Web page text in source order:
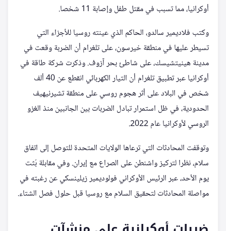
أوكرانيا، مما تسبب في مقتل طفل وإصابة 11 شخصا.
وكتب فلاديمير سالدو، الحاكم الذي عينته روسيا للأجزاء التي
تسيطر عليها في منطقة خيرسون، على تلغرام أن الضربة وقعت في
مدينة هينيتشيسك، على شاطئ بحر آزوف. وذكرت شركة طاقة في
أوكرانيا عبر تطبيق تلغرام أن التيار الكهربائي انقطع عن 40 ألف
شخص في البلاد على أثر هجوم روسي على منطقة تشيرنيهيف
الحدودية، في ظل استمرار تبادل الضربات بين الجانبين منذ الغزو
الروسي لأوكرانيا عام 2022.
وتوقفت المحادثات التي ترعاها الولايات المتحدة للتوصل إلى اتفاق
سلام، نظرا لتركيز واشنطن على الصراع مع إيران. وفي مقابلة بُثت
يوم الأحد، عبر الرئيس الأوكراني فولوديمير زيلينسكي عن رغبته في
مواصلة المحادثات لتحقيق السلام مع روسيا قبل حلول فصل الشتاء.